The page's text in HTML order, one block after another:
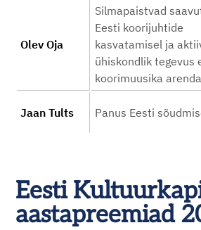
Olev Oja
Silmapaistvad
Eesti koorijuhtide
kasvatamisel ja
ühiskondlik tegevus
koorimuusika
Jaan Tults Panus Eesti
Eesti
aastapreemiad